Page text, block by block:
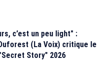
c’est un peu light" :
(La Voix) critique le
Story" 2026